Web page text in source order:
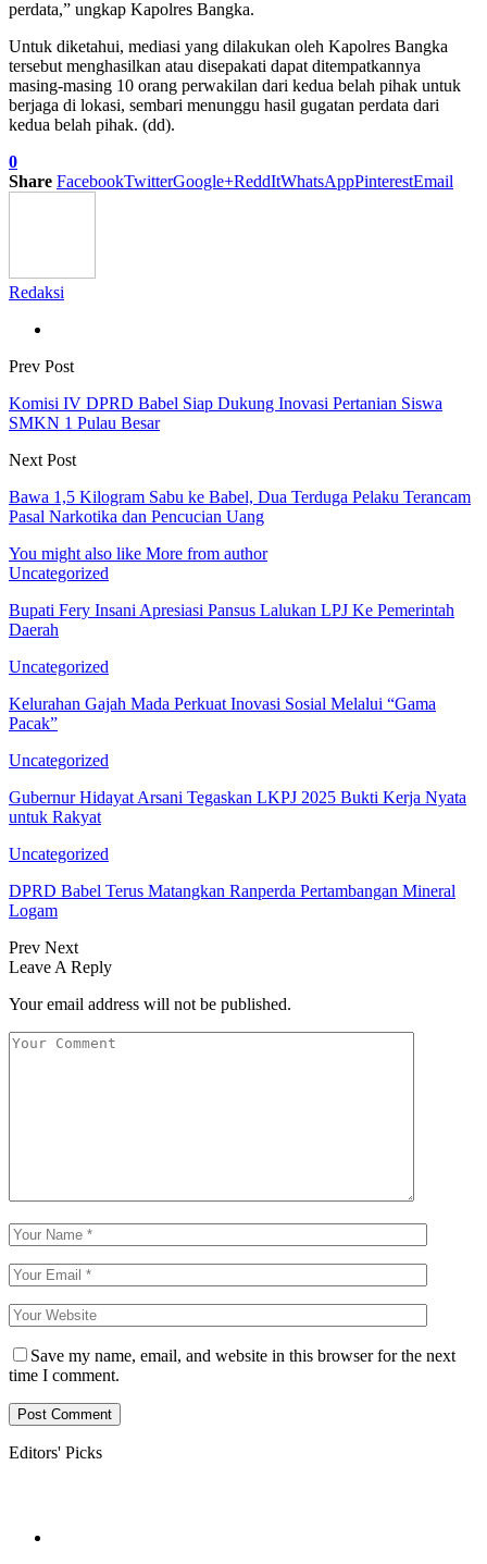
perdata,” ungkap Kapolres Bangka.
Untuk diketahui, mediasi yang dilakukan oleh Kapolres Bangka
tersebut menghasilkan atau disepakati dapat ditempatkannya
masing-masing 10 orang perwakilan dari kedua belah pihak untuk
berjaga di lokasi, sembari menunggu hasil gugatan perdata dari
kedua belah pihak. (dd).
0
Share FacebookTwitterGoogle+ReddItWhatsAppPinterestEmail
Redaksi
Prev Post
Komisi IV DPRD Babel Siap Dukung Inovasi Pertanian Siswa
SMKN 1 Pulau Besar
Next Post
Bawa 1,5 Kilogram Sabu ke Babel, Dua Terduga Pelaku Terancam
Pasal Narkotika dan Pencucian Uang
You might also like More from author
Uncategorized
Bupati Fery Insani Apresiasi Pansus Lalukan LPJ Ke Pemerintah
Daerah
Uncategorized
Kelurahan Gajah Mada Perkuat Inovasi Sosial Melalui “Gama
Pacak”
Uncategorized
Gubernur Hidayat Arsani Tegaskan LKPJ 2025 Bukti Kerja Nyata
untuk Rakyat
Uncategorized
DPRD Babel Terus Matangkan Ranperda Pertambangan Mineral
Logam
Prev Next
Leave A Reply
Your email address will not be published.
Save my name, email, and website in this browser for the next
time I comment.
Editors' Picks